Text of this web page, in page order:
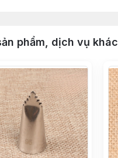
phẩm, dịch vụ khác